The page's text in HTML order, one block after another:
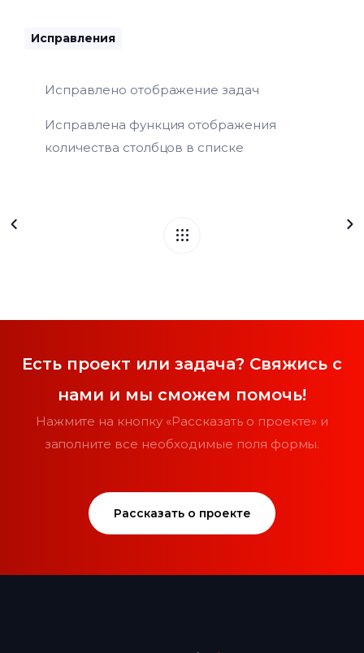
Исправления
Исправлено отображение задач
Исправлена функция отображения
количества столбцов в списке
Есть проект или задача? Свяжись с
нами и мы сможем помочь!
Нажмите на кнопку «Рассказать о проекте» и
заполните все необходимые поля формы.
Рассказать о проекте